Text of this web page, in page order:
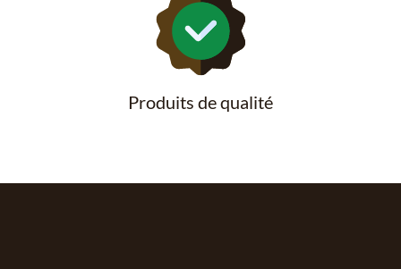
Produits de qualité